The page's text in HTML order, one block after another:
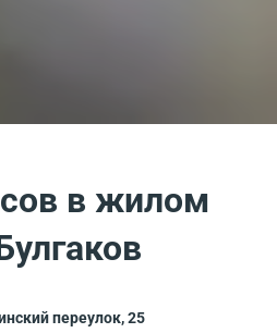
в жилом
переулок, 25